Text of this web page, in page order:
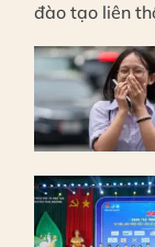
đào tạo liên